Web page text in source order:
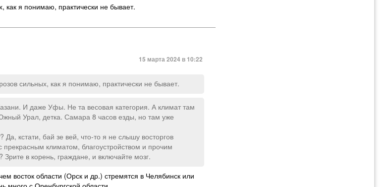
как я понимаю, практически не бывает.
15 марта 2024 в 10:22
сильных, как я понимаю, практически не бывает.
И даже Уфы. Не та весовая категория. А климат там
Урал, детка. Самара 8 часов езды, но там уже
кстати, бай зе вей, что-то я не слышу восторгов
климатом, благоустройством и прочим
в корень, граждане, и включайте мозг.
восток области (Орск и др.) стремятся в Челябинск или